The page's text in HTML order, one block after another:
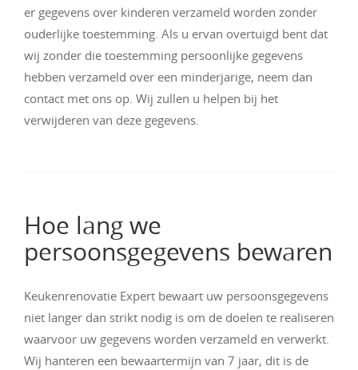
er gegevens over kinderen verzameld worden zonder
ouderlijke toestemming. Als u ervan overtuigd bent dat
wij zonder die toestemming persoonlijke gegevens
hebben verzameld over een minderjarige, neem dan
contact met ons op. Wij zullen u helpen bij het
verwijderen van deze gegevens.
Hoe lang we
persoonsgegevens bewaren
Keukenrenovatie Expert bewaart uw persoonsgegevens
niet langer dan strikt nodig is om de doelen te realiseren
waarvoor uw gegevens worden verzameld en verwerkt.
Wij hanteren een bewaartermijn van 7 jaar, dit is de